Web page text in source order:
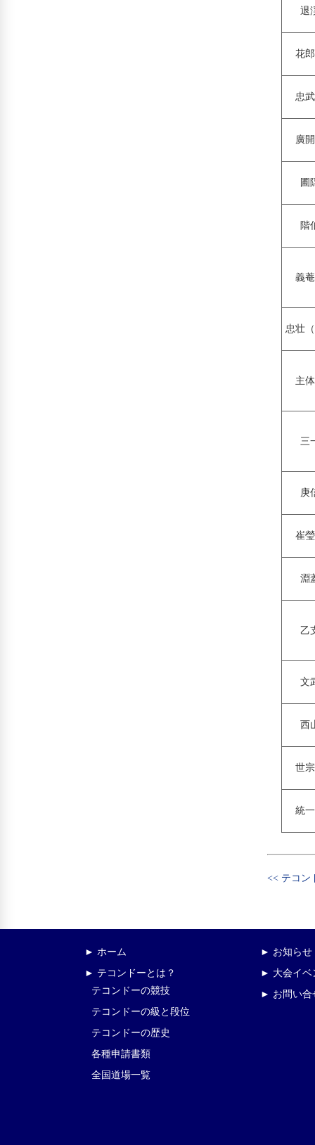
退
花
忠
廣
圃
階
義
忠壮
主
三
庚
崔
淵
乙
文
西
世
統
<< テコン
► ホーム
► テコンドーとは？
テコンドーの競技
テコンドーの級と段位
テコンドーの歴史
各種申請書類
全国道場一覧
► お知らせ
► 大会イベ
► お問い合